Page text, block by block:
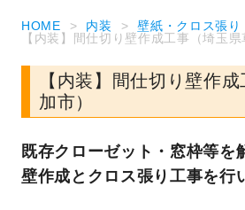
HOME > 内装 > 壁紙・クロス張り
【内装】間仕切り壁作成工事（埼玉県
【内装】間仕切り壁作
加市）
既存クローゼット・窓枠等を
壁作成とクロス張り工事を行